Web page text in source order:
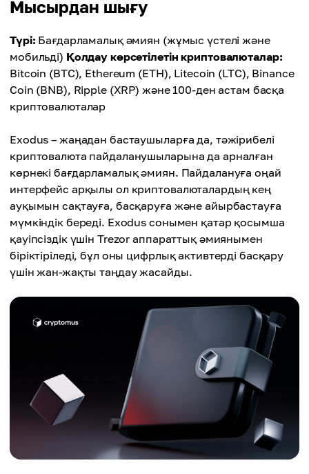
Мысырдан шығу
Түрі: Бағдарламалық әмиян (жұмыс үстелі және
мобильді) Қолдау көрсетілетін криптовалюталар:
Bitcoin (BTC), Ethereum (ETH), Litecoin (LTC), Binance
Coin (BNB), Ripple (XRP) және 100-ден астам басқа
криптовалюталар
Exodus – жаңадан бастаушыларға да, тәжірибелі
криптовалюта пайдаланушыларына да арналған
көрнекі бағдарламалық әмиян. Пайдалануға оңай
интерфейс арқылы ол криптовалюталардың кең
ауқымын сақтауға, басқаруға және айырбастауға
мүмкіндік береді. Exodus сонымен қатар қосымша
қауіпсіздік үшін Trezor аппараттық әмиянымен
біріктіріледі, бұл оны цифрлық активтерді басқару
үшін жан-жақты таңдау жасайды.